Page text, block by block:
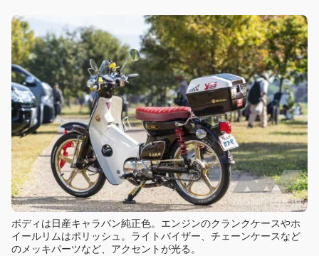
ボディは日産キャラバン純正色。エンジンのクランクケースやホ
イールリムはポリッシュ。ライトバイザー、チェーンケースなど
のメッキパーツなど、アクセントが光る。